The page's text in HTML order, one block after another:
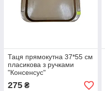
Таця прямокутна 37*55 см
пласикова з ручками
"Консенсус"
275 ₴